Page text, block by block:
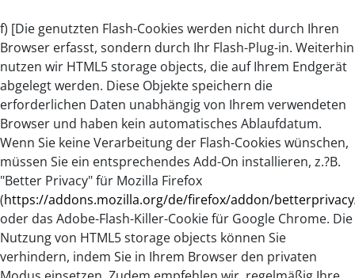
f) [Die genutzten Flash-Cookies werden nicht durch Ihren
Browser erfasst, sondern durch Ihr Flash-Plug-in. Weiterhin
nutzen wir HTML5 storage objects, die auf Ihrem Endgerät
abgelegt werden. Diese Objekte speichern die
erforderlichen Daten unabhängig von Ihrem verwendeten
Browser und haben kein automatisches Ablaufdatum.
Wenn Sie keine Verarbeitung der Flash-Cookies wünschen,
müssen Sie ein entsprechendes Add-On installieren, z.?B.
"Better Privacy" für Mozilla Firefox
(https://addons.mozilla.org/de/firefox/addon/
oder das Adobe-Flash-Killer-Cookie für Google Chrome. Die
Nutzung von HTML5 storage objects können Sie
verhindern, indem Sie in Ihrem Browser den privaten